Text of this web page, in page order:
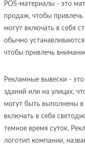
POS-материалы - это
продаж, чтобы
могут включать в себя
обычно
чтобы привлечь
Рекламные вывески -
зданий или на улицах,
могут быть выполнены
включать в себя
темное время суток.
логотип компании,